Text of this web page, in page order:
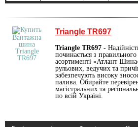
Triangle TR697
Triangle TR697 -
починається з
асортименті «Атлант
рульових, ведучих та
забезпечують високу
палива. Обирайте
магістральних та
по всій Україні.